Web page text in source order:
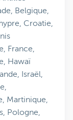
Belgique,
Croatie,
France,
Hawaï
Israël,
Martinique,
Pologne,